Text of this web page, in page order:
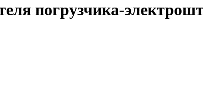
погрузчика-